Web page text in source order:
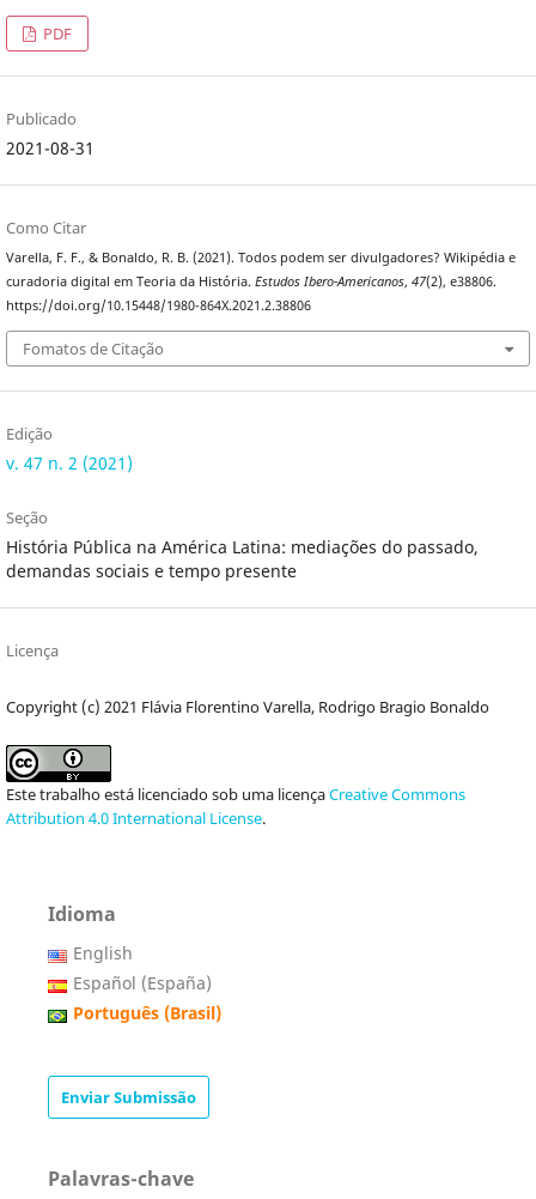
PDF
Publicado
2021-08-31
Como Citar
Varella, F. F., & Bonaldo, R. B. (2021). Todos podem ser divulgadores? Wikipédia e
curadoria digital em Teoria da História. Estudos Ibero-Americanos, 47(2), e38806.
https://doi.org/10.15448/1980-864X.2021.2.38806
Fomatos de Citação
Edição
v. 47 n. 2 (2021)
Seção
História Pública na América Latina: mediações do passado,
demandas sociais e tempo presente
Licença
Copyright (c) 2021 Flávia Florentino Varella, Rodrigo Bragio Bonaldo
Este trabalho está licenciado sob uma licençaCreative Commons
Attribution 4.0 International License.
Idioma
English
Español (España)
Português (Brasil)
Enviar Submissão
Palavras-chave